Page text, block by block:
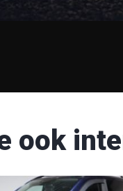
ook